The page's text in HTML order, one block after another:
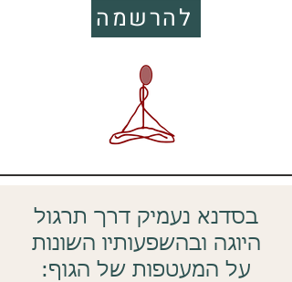
להרשמה
בסדנא נעמיק דרך תרגול
היוגה ובהשפעותיו השונות
על המעטפות של הגוף: